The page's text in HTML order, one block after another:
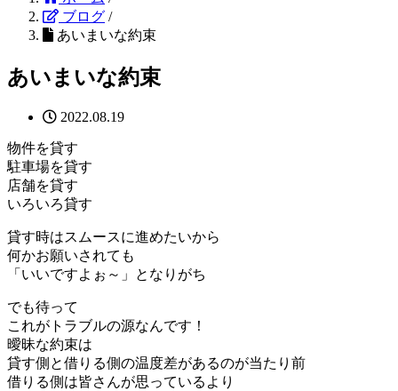
ブログ /
あいまいな約束
あいまいな約束
2022.08.19
物件を貸す
駐車場を貸す
店舗を貸す
いろいろ貸す
貸す時はスムースに進めたいから
何かお願いされても
「いいですよぉ～」となりがち
でも待って
これがトラブルの源なんです！
曖昧な約束は
貸す側と借りる側の温度差があるのが当たり前
借りる側は皆さんが思っているより